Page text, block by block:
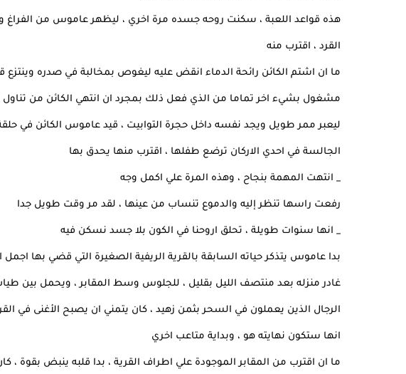
هذه قواعد اللعبة ، سكنت روحه جسده مرة اخري ، ليظهر عاموس من الفراغ
القرد ، اقترب منه
ما ان اشتم الكائن رائحة الدماء انقض عليه ليغوص بمخالبة في صدره
مشغول بشيء اخر تماما من الذي فعل ذلك بمجرد ان انتهي الكائن من
ليعبر ممر طويل ويجد نفسه داخل حجرة التوابيت ، قيد عاموس الكائن في حلقة
الجالسة في احدي الاركان ترضع طفلها ، اقترب منها يحدق بها
_ انتهت المهمة بنجاح ، وهذه المرة علي اكمل وجه
رفعت راسها تنظر إليه والدموع تنساب من عينها ، لقد مر وقت طويل جدا
_ انها سنوات طويلة ، تحلق اروحنا في الكون بلا جسد نسكن فيه
بدا عاموس يتذكر حياته السابقة بالقرية الريفية الصغيرة التي قضي بها
غادر منزله بعد منتصف الليل بقليل ، للجلوس وسط المقابر ، ويحمل بين
الرجال الذين يعملون في السحر بثمن زهيد ، كان يتمني ان يصبح الأغنى في
انها ستكون نهايته هو ، وبداية متاعب اخري
ما ان اقترب من المقابر الموجودة علي اطراف القرية ، بدا قلبه ينبض بقوة ،